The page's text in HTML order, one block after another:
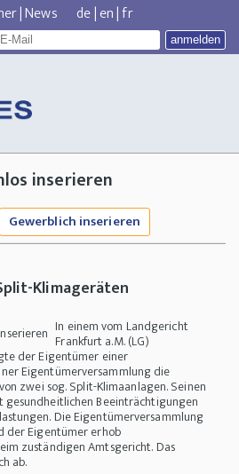
|News de|en|fr
inserieren
Gewerblich inserieren
Klimageräten
In einem vom Landgericht
Frankfurt a.M. (LG)
der Eigentümer einer
Eigentümerversammlung die
zwei sog. Split-Klimaanlagen. Seinen
Beeinträchtigungen
Die Eigentümerversammlung
der Eigentümer erhob
zuständigen Amtsgericht. Das
ab.